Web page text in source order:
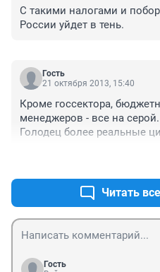
С такими налогами и
России уйдет в тень.
Гость
21 октября 2013, 15:40
Кроме госсектора,
менеджеров - все на
Голодец более реальные
Читать
Гость